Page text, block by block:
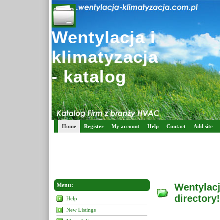
Wentylacja i
klimatyzacja
- katalog
Home Register My account Help Contact Add site
Menu:
Help
New Listings
directory!